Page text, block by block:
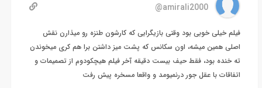
amirali2000@
فیلم خیلی خوبی بود وقتی بازیگرایی که کارشون طنزه رو میذارن نقش
اصلی همین میشه، اون سکانس که پشت میز داشتن برا هم کری میخوندن
ته خنده بود، فقط حیف بیست دقیقه آخر فیلم هیچکودوم از تصمیمات و
اتفاقات با عقل جور درنمیومد و واقعا مسخره پیش رفت